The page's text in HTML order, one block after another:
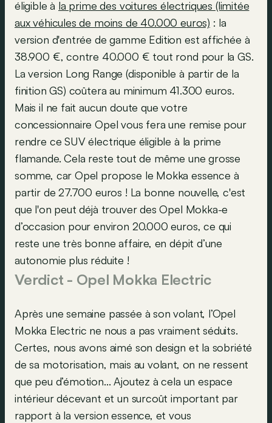
éligible à la prime des voitures électriques (limitée
aux véhicules de moins de 40.000 euros) : la
version d'entrée de gamme Edition est affichée à
38.900 €, contre 40.000 € tout rond pour la GS.
La version Long Range (disponible à partir de la
finition GS) coûtera au minimum 41.300 euros.
Mais il ne fait aucun doute que votre
concessionnaire Opel vous fera une remise pour
rendre ce SUV électrique éligible à la prime
flamande. Cela reste tout de même une grosse
somme, car Opel propose le Mokka essence à
partir de 27.700 euros ! La bonne nouvelle, c'est
que l'on peut déjà trouver des Opel Mokka-e
d’occasion pour environ 20.000 euros, ce qui
reste une très bonne affaire, en dépit d’une
autonomie plus réduite !
Verdict - Opel Mokka Electric
Après une semaine passée à son volant, l’Opel
Mokka Electric ne nous a pas vraiment séduits.
Certes, nous avons aimé son design et la sobriété
de sa motorisation, mais au volant, on ne ressent
que peu d’émotion... Ajoutez à cela un espace
intérieur décevant et un surcoût important par
rapport à la version essence, et vous